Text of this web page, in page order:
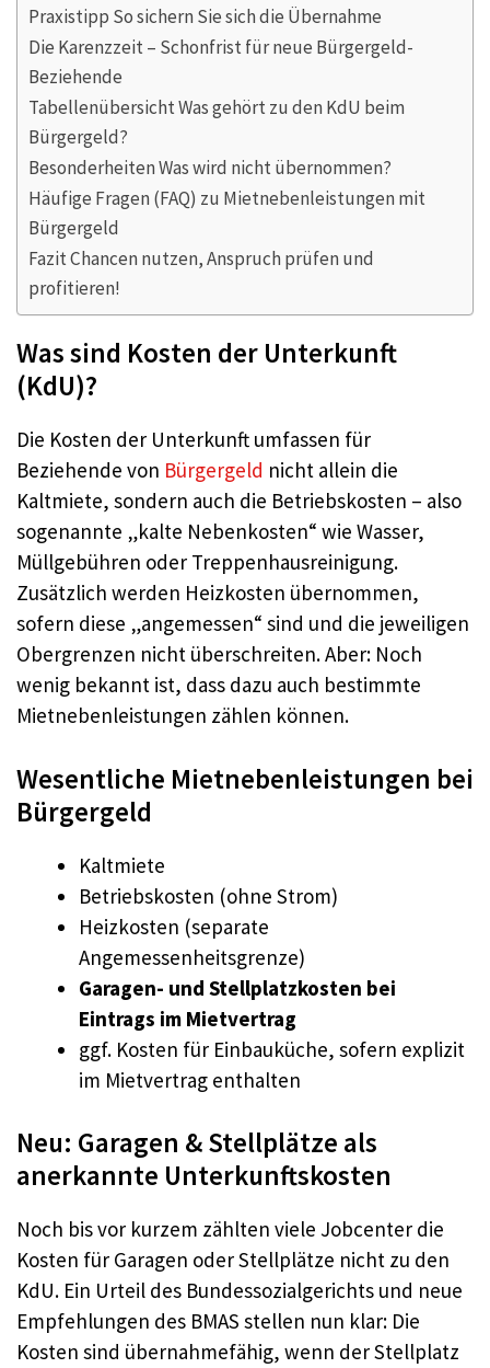
Praxistipp So sichern Sie sich die Übernahme
Die Karenzzeit – Schonfrist für neue Bürgergeld-
Beziehende
Tabellenübersicht Was gehört zu den KdU beim
Bürgergeld?
Besonderheiten Was wird nicht übernommen?
Häufige Fragen (FAQ) zu Mietnebenleistungen mit
Bürgergeld
Fazit Chancen nutzen, Anspruch prüfen und
profitieren!
Was sind Kosten der Unterkunft
(KdU)?
Die Kosten der Unterkunft umfassen für
Beziehende von Bürgergeld nicht allein die
Kaltmiete, sondern auch die Betriebskosten – also
sogenannte „kalte Nebenkosten“ wie Wasser,
Müllgebühren oder Treppenhausreinigung.
Zusätzlich werden Heizkosten übernommen,
sofern diese „angemessen“ sind und die jeweiligen
Obergrenzen nicht überschreiten. Aber: Noch
wenig bekannt ist, dass dazu auch bestimmte
Mietnebenleistungen zählen können.
Wesentliche Mietnebenleistungen bei
Bürgergeld
Kaltmiete
Betriebskosten (ohne Strom)
Heizkosten (separate
Angemessenheitsgrenze)
Garagen- und Stellplatzkosten bei
Eintrags im Mietvertrag
ggf. Kosten für Einbauküche, sofern explizit
im Mietvertrag enthalten
Neu: Garagen & Stellplätze als
anerkannte Unterkunftskosten
Noch bis vor kurzem zählten viele Jobcenter die
Kosten für Garagen oder Stellplätze nicht zu den
KdU. Ein Urteil des Bundessozialgerichts und neue
Empfehlungen des BMAS stellen nun klar: Die
Kosten sind übernahmefähig, wenn der Stellplatz